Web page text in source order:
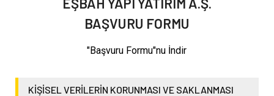
BAŞVURU FORMU
"Başvuru Formu"nu İndir
KİŞİSEL VERİLERİN KORUNMASI VE SAKLANMASI